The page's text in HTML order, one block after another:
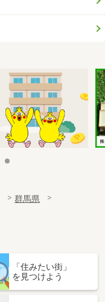
群馬県
「住みたい街」
を見つけよう